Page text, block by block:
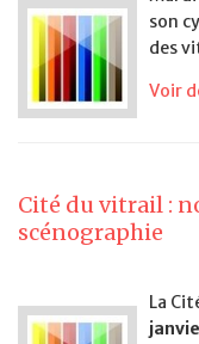
son
des
Voir
Cité du vitrail :
scénographie
La